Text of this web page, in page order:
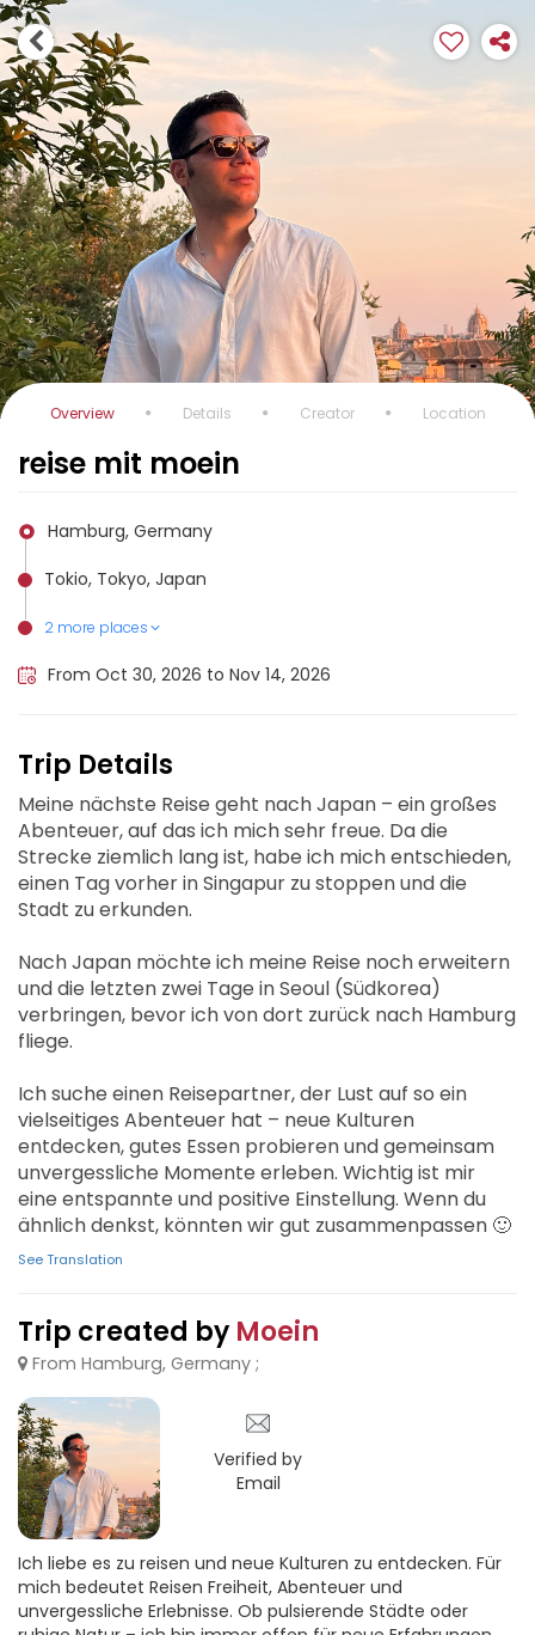
Overview Details Creator Location
reise mit moein
Hamburg, Germany
Tokio, Tokyo, Japan
2 more places
Seoul, South Korea
Singapore Changi Airport, Singapore
From Oct 30, 2026 to Nov 14, 2026
Trip Details
Meine nächste Reise geht nach Japan – ein großes
Abenteuer, auf das ich mich sehr freue. Da die
Strecke ziemlich lang ist, habe ich mich entschieden,
einen Tag vorher in Singapur zu stoppen und die
Stadt zu erkunden.
Nach Japan möchte ich meine Reise noch erweitern
und die letzten zwei Tage in Seoul (Südkorea)
verbringen, bevor ich von dort zurück nach Hamburg
fliege.
Ich suche einen Reisepartner, der Lust auf so ein
vielseitiges Abenteuer hat – neue Kulturen
entdecken, gutes Essen probieren und gemeinsam
unvergessliche Momente erleben. Wichtig ist mir
eine entspannte und positive Einstellung. Wenn du
ähnlich denkst, könnten wir gut zusammenpassen 🙂
See Translation
Trip created by Moein
From Hamburg, Germany ;
Verified by
Email
Ich liebe es zu reisen und neue Kulturen zu entdecken. Für
mich bedeutet Reisen Freiheit, Abenteuer und
unvergessliche Erlebnisse. Ob pulsierende Städte oder